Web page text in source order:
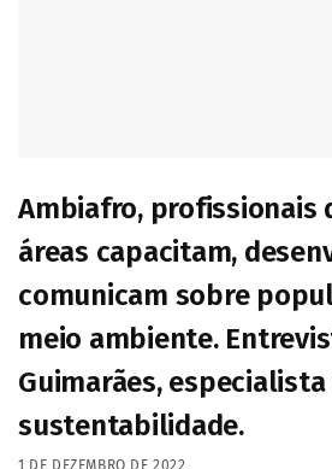
Ambiafro, profissionais
áreas capacitam,
comunicam sobre
meio ambiente.
Guimarães, especialista
sustentabilidade.
1 DE DEZEMBRO DE 2022